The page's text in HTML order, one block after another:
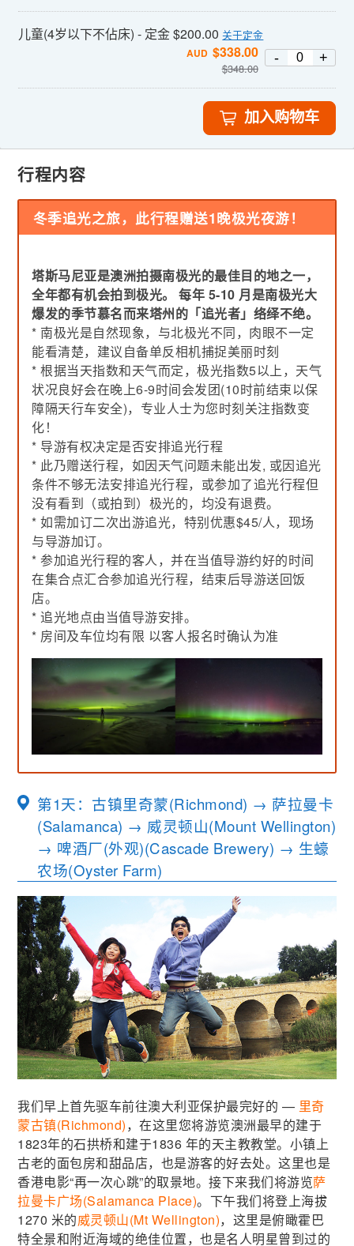
儿童(4岁以下不佔床) - 定金 $200.00 关于定金
AUD $338.00
$348.00
- +
加入购物车
行程内容
冬季追光之旅，此行程赠送1晚极光夜游！
塔斯马尼亚是澳洲拍摄南极光的最佳目的地之一，
全年都有机会拍到极光。 每年 5-10 月是南极光大
爆发的季节慕名而来塔州的「追光者」络绎不绝。
* 南极光是自然现象，与北极光不同，肉眼不一定
能看清楚，建议自备单反相机捕捉美丽时刻
* 根据当天指数和天气而定，极光指数5以上，天气
状况良好会在晚上6-9时间会发团(10时前结束以保
障隔天行车安全)，专业人士为您时刻关注指数变
化！
* 导游有权决定是否安排追光行程
* 此乃赠送行程，如因天气问题未能出发, 或因追光
条件不够无法安排追光行程，或参加了追光行程但
没有看到（或拍到）极光的，均没有退费。
* 如需加订二次出游追光，特别优惠$45/人，现场
与导游加订。
* 参加追光行程的客人，并在当值导游约好的时间
在集合点汇合参加追光行程，结束后导游送回饭
店。
* 追光地点由当值导游安排。
* 房间及车位均有限 以客人报名时确认为准
第1天：古镇里奇蒙(Richmond) → 萨拉曼卡
(Salamanca) → 威灵顿山(Mount Wellington)
→ 啤酒厂(外观)(Cascade Brewery) → 生蠔
农场(Oyster Farm)
我们早上首先驱车前往澳大利亚保护最完好的 — 里奇
蒙古镇(Richmond)，在这里您将游览澳洲最早的建于
1823年的石拱桥和建于1836 年的天主教教堂。小镇上
古老的面包房和甜品店，也是游客的好去处。这里也是
香港电影“再一次心跳”的取景地。接下来我们将游览萨
拉曼卡广场(Salamanca Place)。下午我们将登上海拔
1270 米的威灵顿山(Mt Wellington)，这里是俯瞰霍巴
特全景和附近海域的绝佳位置，也是名人明星曾到过的